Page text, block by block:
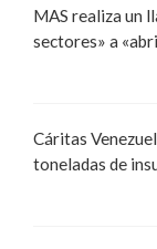
MAS realiza un
sectores» a
Cáritas
toneladas de